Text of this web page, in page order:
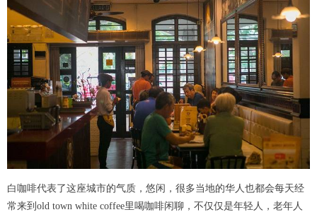
白咖啡代表了这座城市的气质，悠闲，很多当地的华人也都会每天经
常来到old town white coffee里喝咖啡闲聊，不仅仅是年轻人，老年人